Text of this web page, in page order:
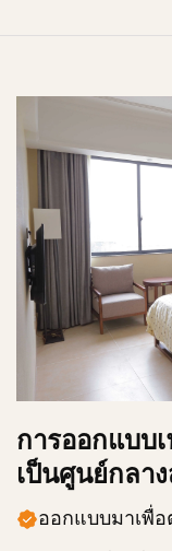
การออกแบบ
เป็นศูนย์กลา
ออกแบบมาเพื่